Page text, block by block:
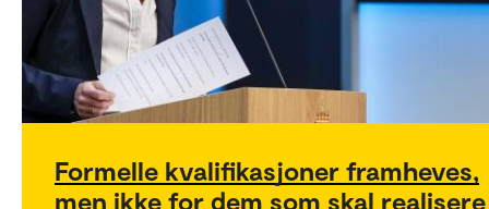
Formelle kvalifikasjoner framheves,
men ikke for dem som skal realisere